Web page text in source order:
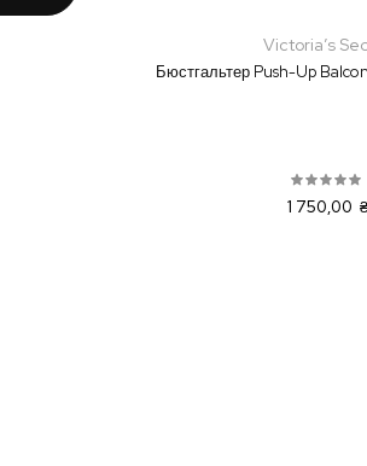
Victoria’s
Бюстгальтер Push-Up
1 750,00 ₴